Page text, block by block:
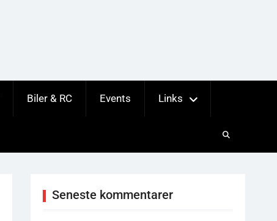
Biler & RC Events Links
Seneste kommentarer